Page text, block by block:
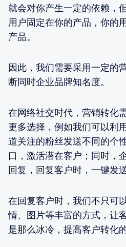
就会对你产生一定的依赖，
用户固定在你的产品，你的
产品。
因此，我们需要采用一定的
断同时企业品牌知名度。
在网络社交时代，营销转化
更多选择，例如我们可以利
道关注的粉丝发送不同的个
口，激活潜在客户；同时，
回复，回复客户时，一键发
在回复客户时，我们不只可
情、图片等丰富的方式，让
是那么冰冷，提高客户转化